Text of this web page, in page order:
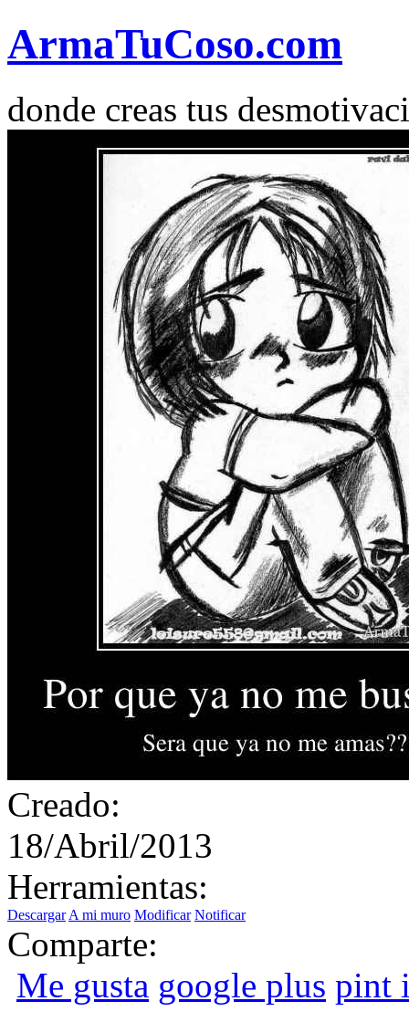
ArmaTuCoso.com
donde creas tus
Creado:
18/Abril/2013
Herramientas:
Descargar A mi muro Modificar Notificar
Comparte:
Me gusta google plus pint